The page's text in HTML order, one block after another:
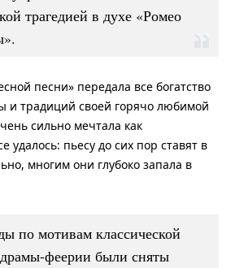
трагедией в духе «Ромео
песни» передала все богатство
и традиций своей горячо любимой
сильно мечтала как
удалось: пьесу до сих пор ставят в
многим они глубоко запала в
по мотивам классической
феерии были сняты